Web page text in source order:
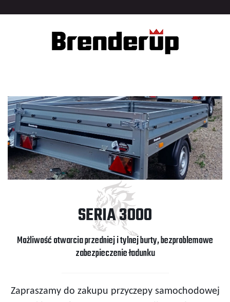
SERIA 3000
Możliwość otwarcia przedniej i tylnej burty, bezproblemowe
zabezpieczenie ładunku
Zapraszamy do zakupu przyczepy samochodowej